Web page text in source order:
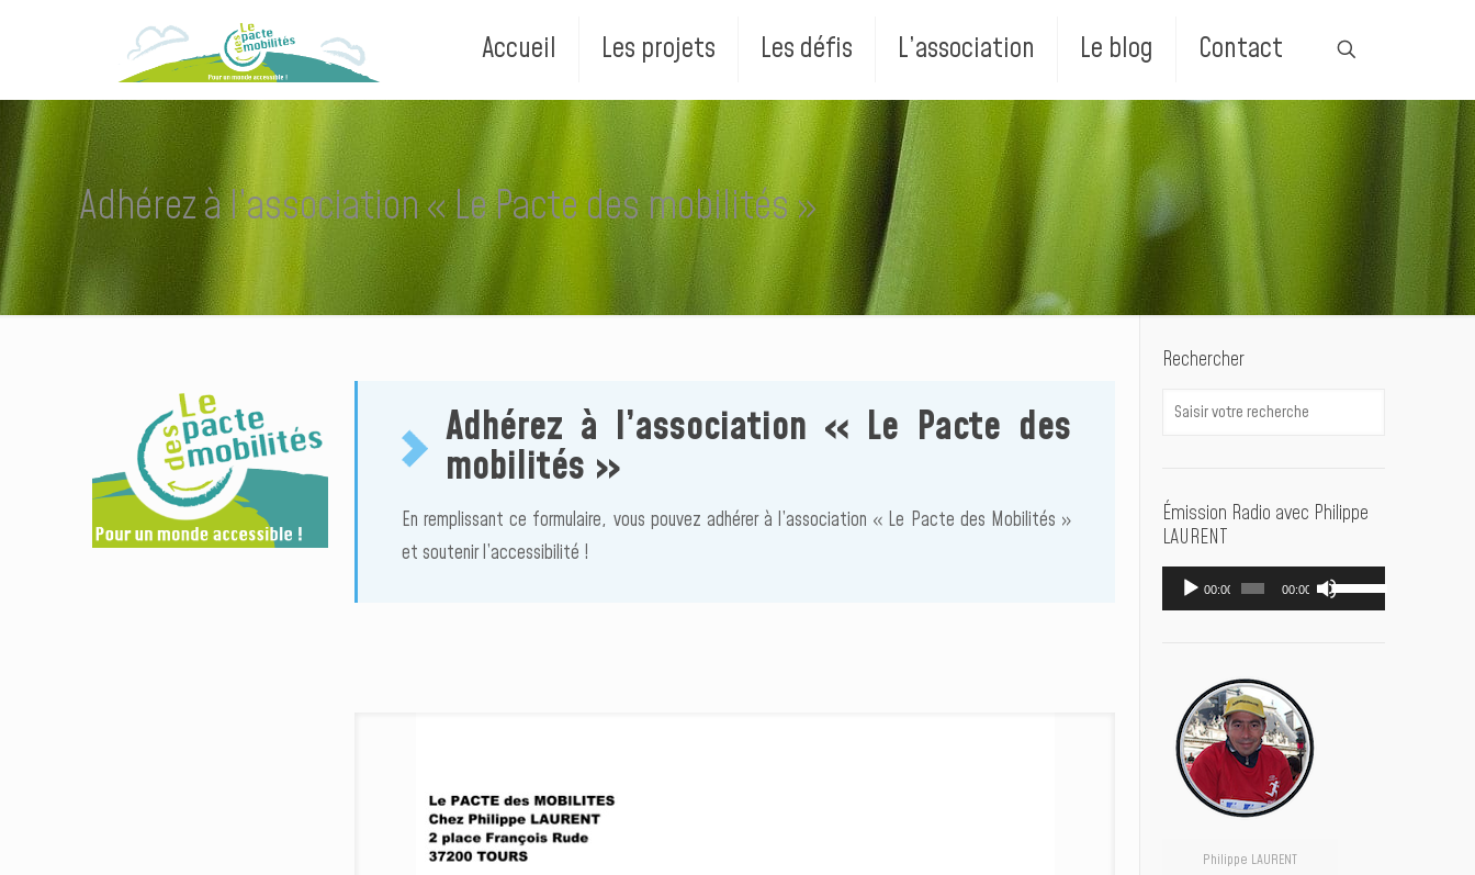
Accueil Les projets Les défis L’association Le blog Contact
Adhérez à l’association « Le Pacte des mobilités »
Adhérez à l’association « Le Pacte des
mobilités »
En remplissant ce formulaire, vous pouvez adhérer à l’association « Le Pacte des Mobilités »
et soutenir l’accessibilité !
Rechercher
Émission Radio avec Philippe
LAURENT
Lecteur
audio
00:00 00:00
Utilisez
les
Philippe LAURENT